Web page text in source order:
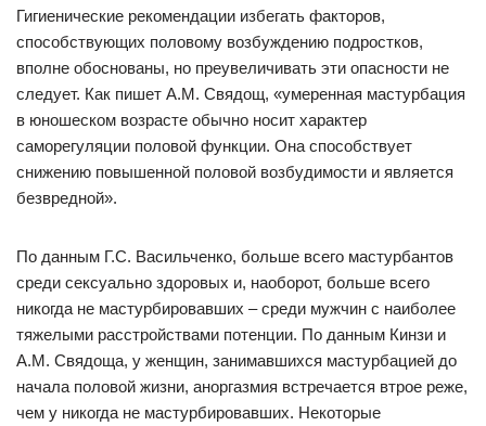
Гигиенические рекомендации избегать факторов,
способствующих половому возбуждению подростков,
вполне обоснованы, но преувеличивать эти опасности не
следует. Как пишет A.M. Свядощ, «умеренная мастурбация
в юношеском возрасте обычно носит характер
саморегуляции половой функции. Она способствует
снижению повышенной половой возбудимости и является
безвредной».
По данным Г.С. Васильченко, больше всего мастурбантов
среди сексуально здоровых и, наоборот, больше всего
никогда не мастурбировавших – среди мужчин с наиболее
тяжелыми расстройствами потенции. По данным Кинзи и
A.M. Свядоща, у женщин, занимавшихся мастурбацией до
начала половой жизни, аноргазмия встречается втрое реже,
чем у никогда не мастурбировавших. Некоторые